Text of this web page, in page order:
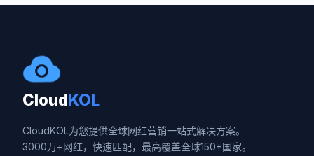
CloudKOL
CloudKOL为您提供全球网红营销一站式解决方案。
3000万+网红，快速匹配，最高覆盖全球150+国家。